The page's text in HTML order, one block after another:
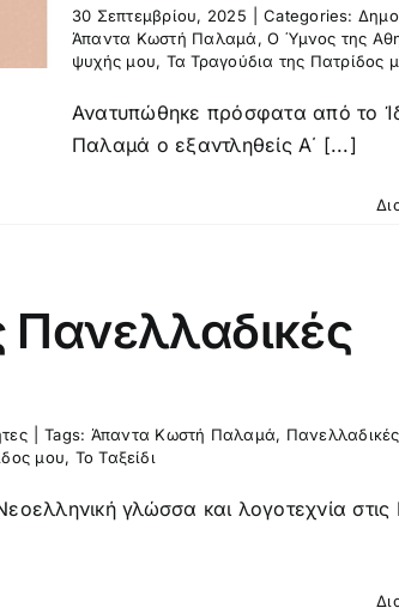
30 Σεπτεμβρίου, 2025 Categories:
Άπαντα Κωστή Παλαμά,Ο Ύμνος της
ψυχής μου, Τα Τραγούδια της Πατρίδος
Ανατυπώθηκε πρόσφατα από το
Παλαμά ο εξαντληθείς Α΄ [...]
Πανελλαδικές
Tags: Άπαντα Κωστή Παλαμά,
μου, Το Ταξείδι
γλώσσα και λογοτεχνία στις